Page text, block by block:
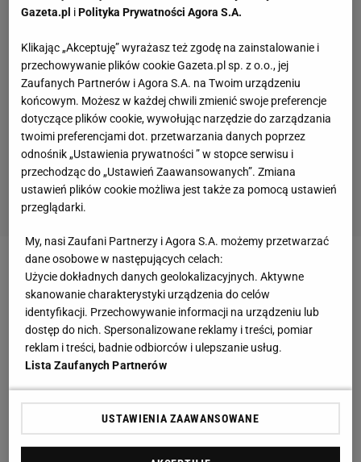
Skoczkowie objadą świat
Puchar Świata w końcu zacznie być prawdziwym
Pucharem Świata, a nie tylko Europy, bo skoczkowie
w lutym 2020 roku pojadą kolejno do japońskiego
Zjednoczonych (prawdopodobnie będzie to Iron
Mountain, które od lat z powodzeniem organizuje
zawody Pucharu Kontynentalnego, a na trybunach
Gazeta.pl iPolityka Prywatności Agora S.A.
Klikając „Akceptuję” wyrażasz też zgodę na zainstalowanie i
przechowywanie plików cookie Gazeta.pl sp. z o.o., jej
Zaufanych Partnerów i Agora S.A. na Twoim urządzeniu
końcowym. Możesz w każdej chwili zmienić swoje preferencje
dotyczące plików cookie, wywołując narzędzie do zarządzania
twoimi preferencjami dot. przetwarzania danych poprzez
odnośnik „Ustawienia prywatności ” w stopce serwisu i
przechodząc do „Ustawień Zaawansowanych”. Zmiana
ustawień plików cookie możliwa jest także za pomocą ustawień
przeglądarki.
My, nasi Zaufani Partnerzy i Agora S.A. możemy przetwarzać
dane osobowe w następujących celach:
Użycie dokładnych danych geolokalizacyjnych. Aktywne
skanowanie charakterystyki urządzenia do celów
identyfikacji. Przechowywanie informacji na urządzeniu lub
dostęp do nich. Spersonalizowane reklamy i treści, pomiar
reklam i treści, badnie odbiorców i ulepszanie usług.
Lista Zaufanych Partnerów
USTAWIENIA ZAAWANSOWANE